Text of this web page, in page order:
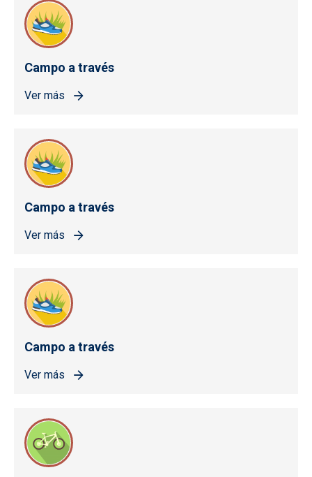
Campo a través
Ver más
Campo a través
Ver más
Campo a través
Ver más